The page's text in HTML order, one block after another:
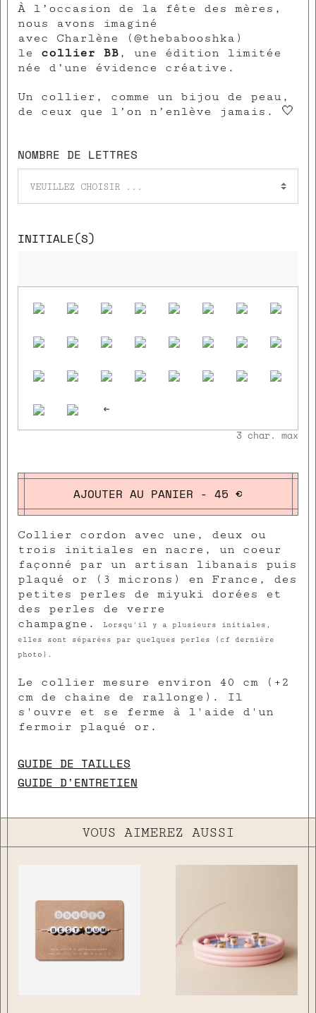
À l’occasion de la fête des mères,
nous avons imaginé
avec Charlène (@thebabooshka)
le collier BB , une édition limitée
née d’une évidence créative.
Un collier, comme un bijou de peau,
de ceux que l’on n’enlève jamais. 🤍
NOMBRE DE LETTRES
VEUILLEZ CHOISIR ...
INITIALE(S)
<-
3 char. max
AJOUTER AU PANIER - 45 €
Collier cordon avec une, deux ou
trois initiales en nacre, un coeur
façonné par un artisan libanais puis
plaqué or (3 microns) en France, des
petites perles de miyuki dorées et
des perles de verre
champagne.
Lorsqu'il y a plusieurs initiales,
elles sont séparées par quelques perles (cf dernière
photo).
Le collier mesure environ 40 cm (+2
cm de chaine de rallonge). Il
s'ouvre et se ferme à l'aide d'un
fermoir plaqué or.
GUIDE DE TAILLES
GUIDE D'ENTRETIEN
VOUS AIMEREZ AUSSI